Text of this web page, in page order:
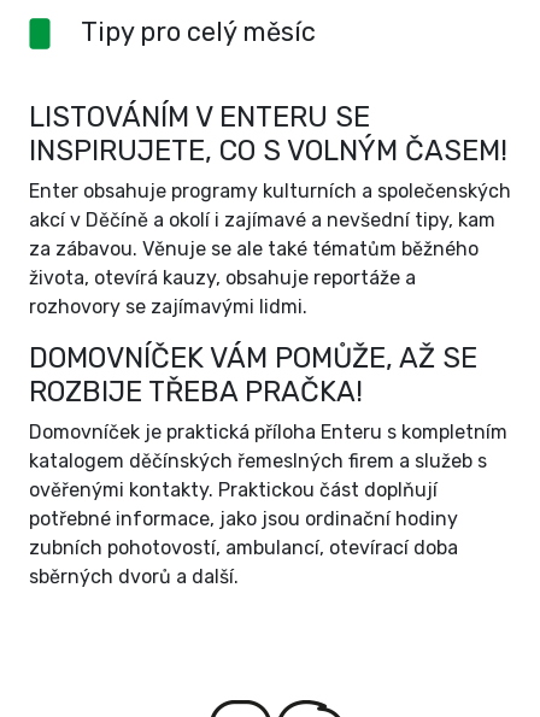
Tipy pro celý měsíc
LISTOVÁNÍM V ENTERU SE
INSPIRUJETE, CO S VOLNÝM ČASEM!
Enter obsahuje programy kulturních a společenských
akcí v Děčíně a okolí i zajímavé a nevšední tipy, kam
za zábavou. Věnuje se ale také tématům běžného
života, otevírá kauzy, obsahuje reportáže a
rozhovory se zajímavými lidmi.
DOMOVNÍČEK VÁM POMŮŽE, AŽ SE
ROZBIJE TŘEBA PRAČKA!
Domovníček je praktická příloha Enteru s kompletním
katalogem děčínských řemeslných firem a služeb s
ověřenými kontakty. Praktickou část doplňují
potřebné informace, jako jsou ordinační hodiny
zubních pohotovostí, ambulancí, otevírací doba
sběrných dvorů a další.